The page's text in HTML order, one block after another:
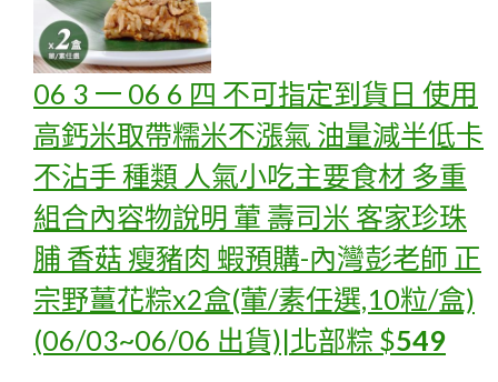
06 3 一 06 6 四 不可指定到貨日 使用
高鈣米取帶糯米不漲氣 油量減半低卡
不沾手 種類 人氣小吃主要食材 多重
組合內容物說明 葷 壽司米 客家珍珠
脯 香菇 瘦豬肉 蝦預購-內灣彭老師 正
宗野薑花粽x2盒(葷/素任選,10粒/盒)
(06/03~06/06 出貨)|北部粽 $549